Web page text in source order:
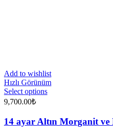
Add to wishlist
Hızlı Görünüm
Select options
9,700.00₺
14 ayar Altın Morganit ve